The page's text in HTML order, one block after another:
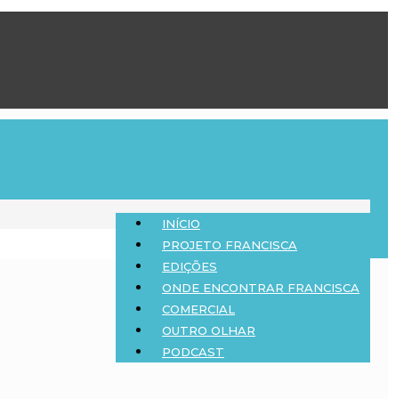
INÍCIO
PROJETO FRANCISCA
EDIÇÕES
ONDE ENCONTRAR FRANCISCA
COMERCIAL
OUTRO OLHAR
PODCAST